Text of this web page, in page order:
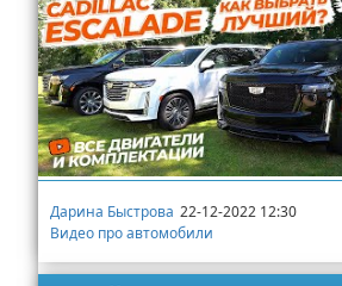
Дарина Быстрова 22-12-2022 12:30
Видео про автомобили